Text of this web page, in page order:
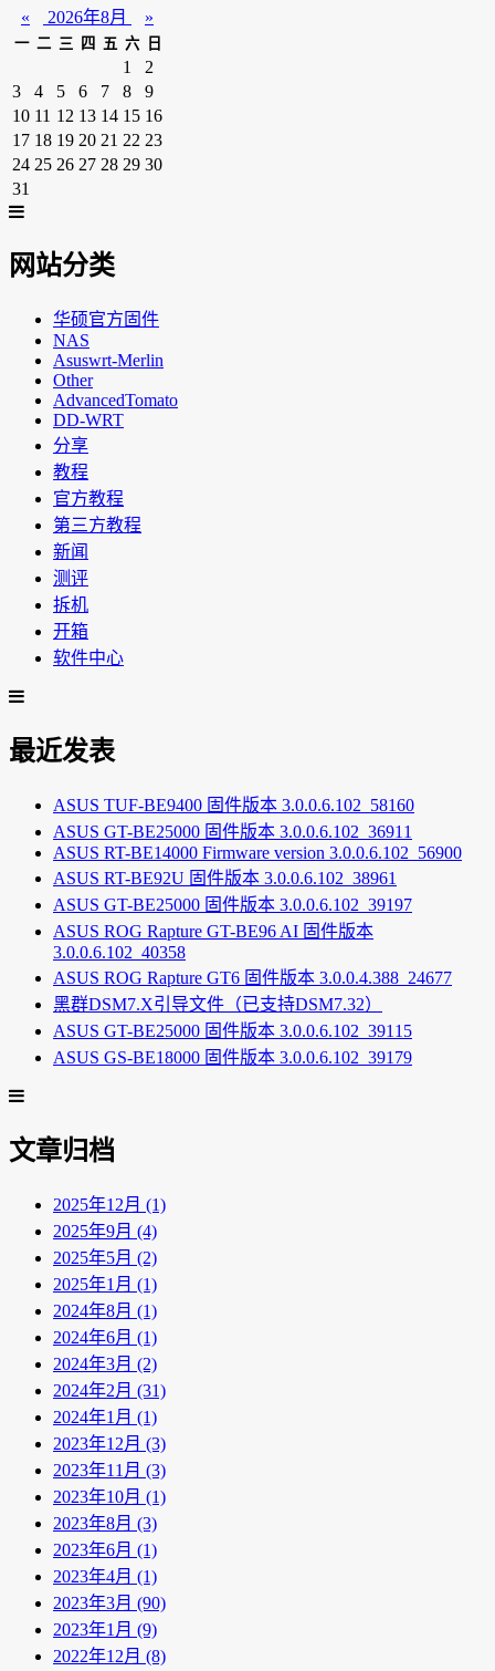
« 2026年8月 »
一 二 三 四 五 六 日
1
2
3
4 5 6 7 8
9
10 11 12 13 14 15 16
17 18 19 20 21 22 23
24 25 26 27 28 29 30
31
网站分类
华硕官方固件
NAS
Asuswrt-Merlin
Other
AdvancedTomato
DD-WRT
分享
教程
官方教程
第三方教程
新闻
测评
拆机
开箱
软件中心
最近发表
ASUS TUF-BE9400 固件版本 3.0.0.6.102_58160
ASUS GT-BE25000 固件版本 3.0.0.6.102_36911
ASUS RT-BE14000 Firmware version 3.0.0.6.102_56900
ASUS RT-BE92U 固件版本 3.0.0.6.102_38961
ASUS GT-BE25000 固件版本 3.0.0.6.102_39197
ASUS ROG Rapture GT-BE96 AI 固件版本
3.0.0.6.102_40358
ASUS ROG Rapture GT6 固件版本 3.0.0.4.388_24677
黑群DSM7.X引导文件（已支持DSM7.32）
ASUS GT-BE25000 固件版本 3.0.0.6.102_39115
ASUS GS-BE18000 固件版本 3.0.0.6.102_39179
文章归档
2025年12月 (1)
2025年9月 (4)
2025年5月 (2)
2025年1月 (1)
2024年8月 (1)
2024年6月 (1)
2024年3月 (2)
2024年2月 (31)
2024年1月 (1)
2023年12月 (3)
2023年11月 (3)
2023年10月 (1)
2023年8月 (3)
2023年6月 (1)
2023年4月 (1)
2023年3月 (90)
2023年1月 (9)
2022年12月 (8)